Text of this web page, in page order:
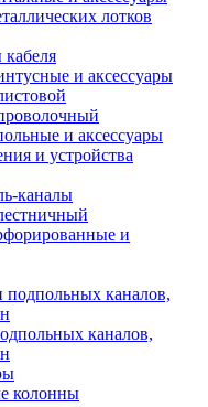
лотков
и аксессуары
и аксессуары
и устройства
каналы
и
каналов,
колонны